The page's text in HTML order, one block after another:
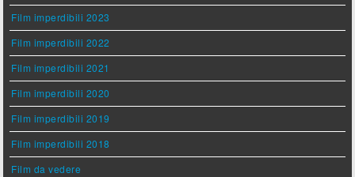
Film imperdibili 2023
Film imperdibili 2022
Film imperdibili 2021
Film imperdibili 2020
Film imperdibili 2019
Film imperdibili 2018
Film da vedere